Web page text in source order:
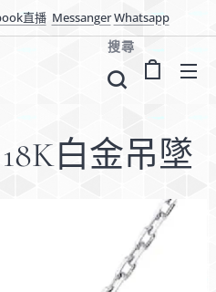
直播 MessangerWhatsapp
搜尋
18K白金吊墜